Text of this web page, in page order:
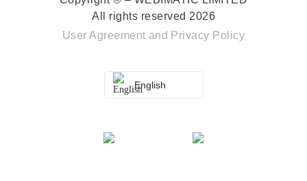
All rights reserved 2026
User Agreement and Privacy Policy
English